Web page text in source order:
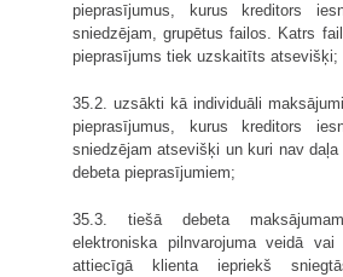
pieprasījumus, kurus kreditors
sniedzējam, grupētus failos. Katrs
pieprasījums tiek uzskaitīts atsevišķi;
35.2. uzsākti kā individuāli
pieprasījumus, kurus kreditors
sniedzējam atsevišķi un kuri nav
debeta pieprasījumiem;
35.3. tiešā debeta
elektroniska pilnvarojuma veidā
attiecīgā klienta iepriekš